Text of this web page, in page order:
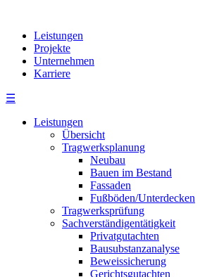
Leistungen
Projekte
Unternehmen
Karriere
☰
Leistungen
Übersicht
Tragwerksplanung
Neubau
Bauen im Bestand
Fassaden
Fußböden/Unterdecken
Tragwerksprüfung
Sachverständigentätigkeit
Privatgutachten
Bausubstanzanalyse
Beweissicherung
Gerichtsgutachten